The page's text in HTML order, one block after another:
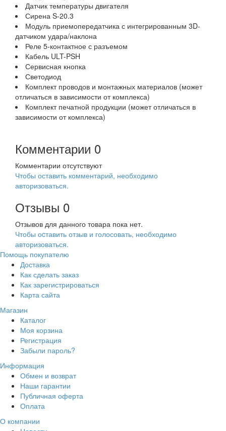
Датчик температуры двигателя
Сирена S-20.3
Модуль приемопередатчика с интегрированным 3D-
датчиком удара/наклона
Реле 5-контактное с разъемом
Кабель ULT-PSH
Сервисная кнопка
Светодиод
Комплект проводов и монтажных материалов (может
отличаться в зависимости от комплекса)
Комплект печатной продукции (может отличаться в
зависимости от комплекса)
Комментарии 0
Комментарии отсутствуют
Чтобы оставить комментарий, необходимо
авторизоваться.
Отзывы 0
Отзывов для данного товара пока нет.
Чтобы оcтавить отзыв и голосовать, необходимо
авторизоваться.
Помощь покупателю
Доставка
Как сделать заказ
Как зарегистрироваться
Карта сайта
Магазин
Каталог
Моя корзина
Регистрация
Забыли пароль?
Информация
Обмен и возврат
Наши гарантии
Публичная оферта
Оплата
О компании